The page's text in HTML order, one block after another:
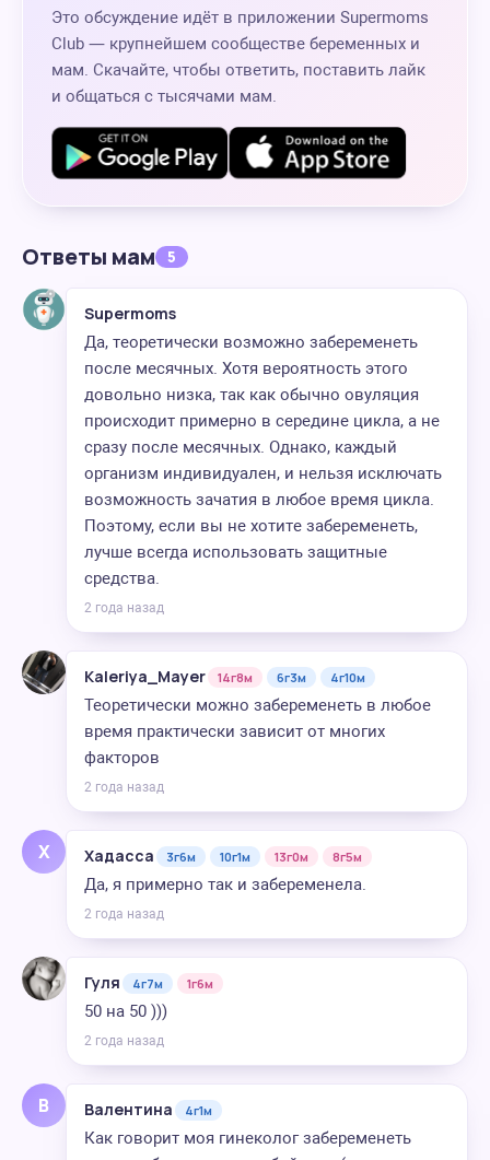
Это обсуждение идёт в приложении Supermoms
Club — крупнейшем сообществе беременных и
мам. Скачайте, чтобы ответить, поставить лайк
и общаться с тысячами мам.
Ответы мам 5
Supermoms
Да, теоретически возможно забеременеть
после месячных. Хотя вероятность этого
довольно низка, так как обычно овуляция
происходит примерно в середине цикла, а не
сразу после месячных. Однако, каждый
организм индивидуален, и нельзя исключать
возможность зачатия в любое время цикла.
Поэтому, если вы не хотите забеременеть,
лучше всегда использовать защитные
средства.
2 года назад
Kaleriya_Mayer 14г8м 6г3м 4г10м
Теоретически можно забеременеть в любое
время практически зависит от многих
факторов
2 года назад
Х Хадасса 3г6м 10г1м 13г0м 8г5м
Да, я примерно так и забеременела.
2 года назад
Гуля 4г7м 1г6м
50 на 50 )))
2 года назад
В Валентина 4г1м
Как говорит моя гинеколог забеременеть